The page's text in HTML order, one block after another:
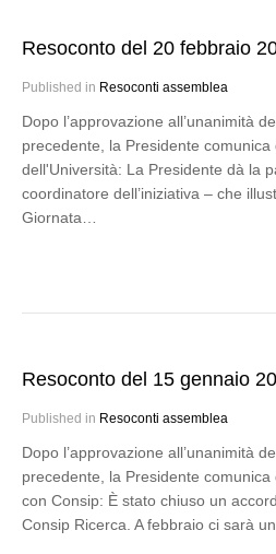
Resoconto del 20 febbraio
Published in Resoconti assemblea
Dopo l’approvazione all’unanimità
precedente, la Presidente
dell'Università: La Presidente dà la
coordinatore dell’iniziativa – che
Giornata…
Resoconto del 15 gennaio
Published in Resoconti assemblea
Dopo l’approvazione all’unanimità
precedente, la Presidente comunica
con Consip: È stato chiuso un
Consip Ricerca. A febbraio ci sarà